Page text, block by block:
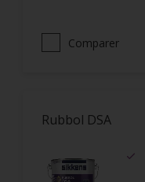
Comparer
Rubbol DSA